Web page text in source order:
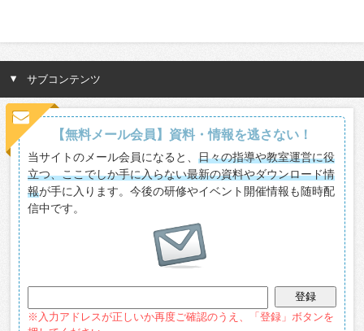
サブコンテンツ
【無料メール会員】資料・情報を逃さない！
当サイトのメール会員になると、日々の指導や教室運営に役
立つ、ここでしか手に入らない最新の資料やダウンロード情
報が手に入ります。今後の研修やイベント開催情報も随時配
信中です。
※入力アドレスが正しいか再度ご確認のうえ、「登録」ボタンを